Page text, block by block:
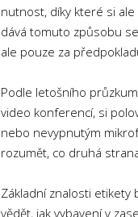
nutnost, díky které si
dává tomuto způsobu
ale pouze za
Podle letošního
video konferencí, si
nebo nevypnutým
rozumět, co druhá
Základní znalosti etikety
vědět, jak vybavení v